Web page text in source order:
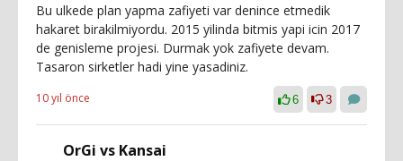
Bu ulkede plan yapma zafiyeti var denince etmedik
hakaret birakilmiyordu. 2015 yilinda bitmis yapi icin 2017
de genisleme projesi. Durmak yok zafiyete devam.
Tasaron sirketler hadi yine yasadiniz.
10 yıl önce 6 3
OrGi vs Kansai